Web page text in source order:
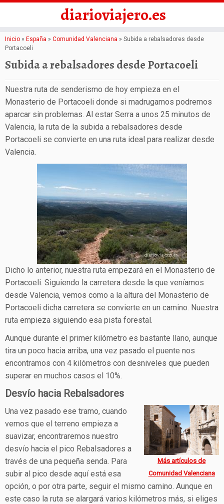
Saltar
al
contenido
diarioviajero.es
Inicio » España » Comunidad Valenciana » Subida a rebalsadores desde
Portacoeli
Subida a rebalsadores desde Portacoeli
Nuestra ruta de senderismo de hoy empieza en el
Monasterio de Portacoeli donde si madrugamos podremos
aparcar sin problemas. Al estar Serra a unos 25 minutos de
Valencia, la ruta de la subida a rebalsadores desde
Portacoeli se convierte en una ruta ideal para realizar desde
Valencia.
Dicho lo anterior, nuestra ruta empezará en el Monasterio de
Portacoeli. Siguiendo la carretera desde la que veníamos
desde Valencia, vemos como a la altura del Monasterio de
Portacoeli dicha carretera se convierte en un camino. Nuestra
ruta empieza siguiendo esa pista forestal.
Aunque durante el primer kilómetro es bastante llano, aunque
tira un poco hacia arriba, una vez pasado el puente nos
encontramos con 4 kilómetros con desniveles que pueden
superar en muchos casos el 10%.
Desvío hacia Rebalsadores
Más artículos de
Comunidad Valenciana
Una vez pasado ese tramo, cuando
vemos que el terreno empieza a
suavizar, encontraremos nuestro
desvío hacia el pico Rebalsadores a
través de una pequeña senda. Para
subir al pico desde aquí está esa
opción, o por otra parte, seguir el mismo camino. Aunque en
este caso la ruta se alargará varios kilómetros más, si eliges